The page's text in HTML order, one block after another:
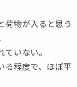
荷物が入ると思う
いない。
る程度で、ほぼ平